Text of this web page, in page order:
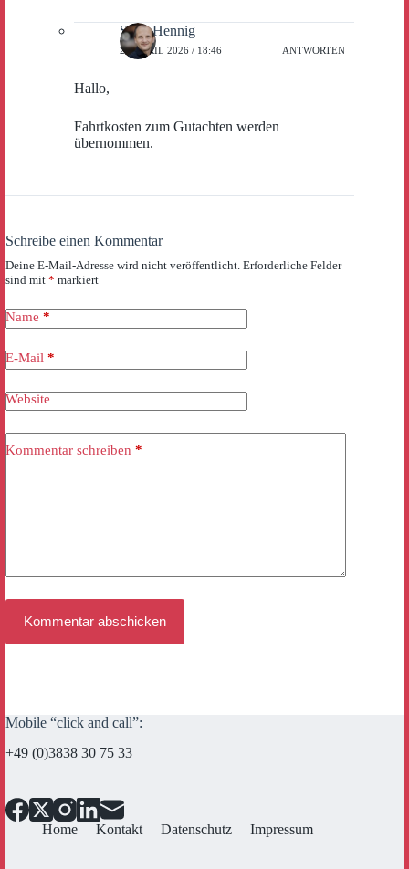
Sven Hennig
28. APRIL 2026 / 18:46 ANTWORTEN
Hallo,
Fahrtkosten zum Gutachten werden
übernommen.
Schreibe einen Kommentar
Deine E-Mail-Adresse wird nicht veröffentlicht. Erforderliche Felder
sind mit * markiert
Name *
E-Mail *
Website
Kommentar schreiben *
Kommentar abschicken
Mobile “click and call”:
+49 (0)3838 30 75 33
Home Kontakt Datenschutz Impressum